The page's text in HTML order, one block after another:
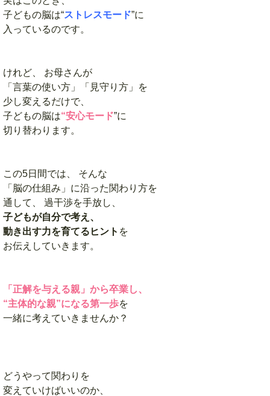
子どもの脳は“ストレスモード”に
入っているのです。
けれど、 お母さんが
「言葉の使い方」「見守り方」を
少し変えるだけで、
子どもの脳は“安心モード”に
切り替わります。
この5日間では、 そんな
「脳の仕組み」に沿った関わり方を
通して、 過干渉を手放し、
子どもが自分で考え、
動き出す力を育てるヒント を
お伝えしていきます。
「正解を与える親」から卒業し、
“主体的な親”になる第一歩を
一緒に考えていきませんか？
どうやって関わりを
変えていけばいいのか、